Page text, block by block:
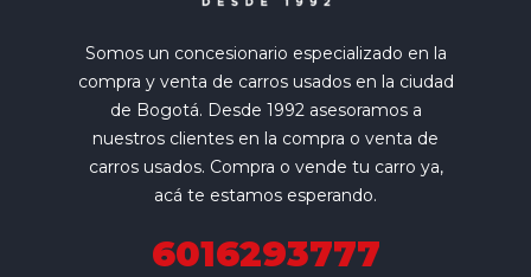
Somos un concesionario especializado en la
compra y venta de carros usados en la ciudad
de Bogotá. Desde 1992 asesoramos a
nuestros clientes en la compra o venta de
carros usados. Compra o vende tu carro ya,
acá te estamos esperando.
6016293777